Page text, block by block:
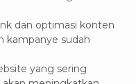
dan optimasi konten
kampanye sudah
yang sering